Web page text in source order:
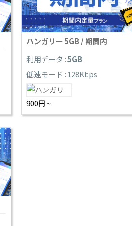
ハンガリー 5GB / 期間内
利用データ :5GB
低速モード : 128Kbps
900円 ~